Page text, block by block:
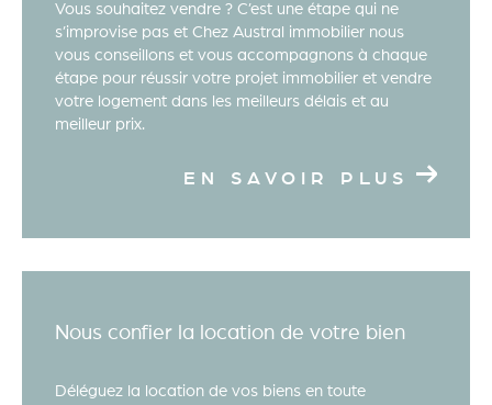
pas plus loin.
En choisissant Austral Immobilier, vous optez pour
uneagence immobilièreengagée à Chambéry et
Aix-les-Bains, et les alentours prête à mettre en
expérience possible. Faites-nous confiance pour
Vous souhaitez vendre ? C’est une étape qui ne
s’improvise pas et Chez Austral immobilier nous
vous conseillons et vous accompagnons à chaque
étape pour réussir votre projet immobilier et vendre
votre logement dans les meilleurs délais et au
meilleur prix.
EN SAVOIR PLUS
Nous confier la location de votre bien
Déléguez la location de vos biens en toute